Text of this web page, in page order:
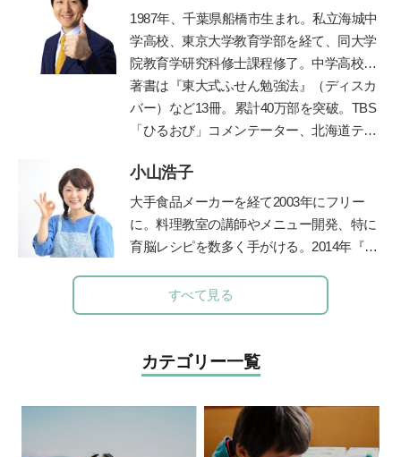
力」を身につけて欲しいと、2012年東京の
八王子に学習塾COMPASSを開校。2014年
より人工知能型教材「Qubena
」の開発を
はじめ、全国の学校や学習塾で利用されて
いる。人工知能型教材の開発の他、「未来
教育」も提供している。
1987年、千葉県船橋市生まれ。私立海城中
学高校、東京大学教育学部を経て、同大学
院教育学研究科修士課程修了。中学高校時
代に生徒会長、サッカー部、応援団長、文
化祭実行委員などを経験しながら東京大学
に現役で合格。自身の時間の使い方や効率
で「勉強のやり方」を教える塾プラスティ
ーを起業。創業以来、公教育支援を続けて
おり、青森県三戸町教育委員会の学習アド
バイザー等を務めてきた。
著書は『東大式ふせん勉強法』（ディスカ
バー）など13冊。累計40万部を突破。 TBS
「ひるおび」コメンテーター、北海道テレ
朝日小学生新聞で執筆・連載中。
オで「清水章弘の合格への道」を毎週金曜
夕方 5時から放送中（エリア外でも「
radiko
」の有料サービスで聴取できます）。
小山浩子
大手食品メーカーを経て2003年にフリー
に。料理教室の講師やメニュー開発、特に
育脳レシピを数多く手がける。2014年『目
（主婦の友社）で、グルマン世界料理大賞
を受賞。著書に『子どもの脳は「朝ごは
つ！ 育脳離乳食』（小学館）など多数。
最新著書は『やる気と集中力を養う3～6歳
ごはん』（池田書店）。公式ホームページ
すべて見る
カテゴリー一覧